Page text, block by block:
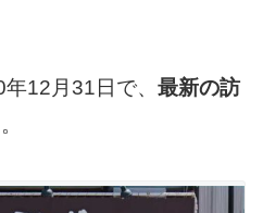
12月31日で、 最新の訪